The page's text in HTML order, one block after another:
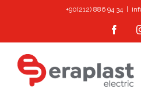
+90(212) 886 94 34